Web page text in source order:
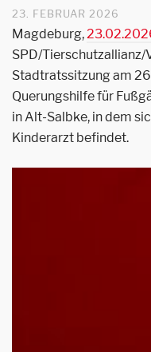
23. FEBRUAR 2026
Magdeburg,
SPD/
Stadtratssitzung am
Querungshilfe für
in Alt-Salbke, in dem
Kinderarzt befindet.